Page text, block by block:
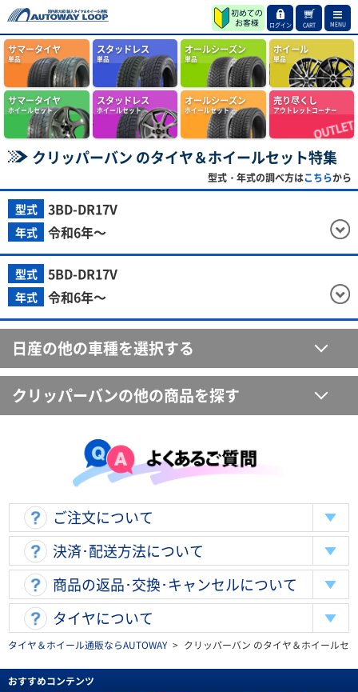
ログイン CART MENU
サマータイヤ
単品
スタッドレス
単品
オールシーズン
単品
ホイール
単品
サマータイヤ
ホイールセット
スタッドレス
ホイールセット
オールシーズン
ホイールセット
売り尽くし
アウトレットコーナー
クリッパーバン のタイヤ＆ホイールセット特集
型式・年式の調べ方はこちらから
型式 3BD-DR17V
年式 令和6年～
型式 5BD-DR17V
年式 令和6年～
日産の他の車種を選択する
クリッパーバンの他の商品を探す
ご注文について
決済･配送方法について
商品の返品･交換･キャンセルについて
タイヤについて
タイヤ＆ホイール通販ならAUTOWAY > クリッパーバン のタイヤ＆ホイールセ
おすすめコンテンツ